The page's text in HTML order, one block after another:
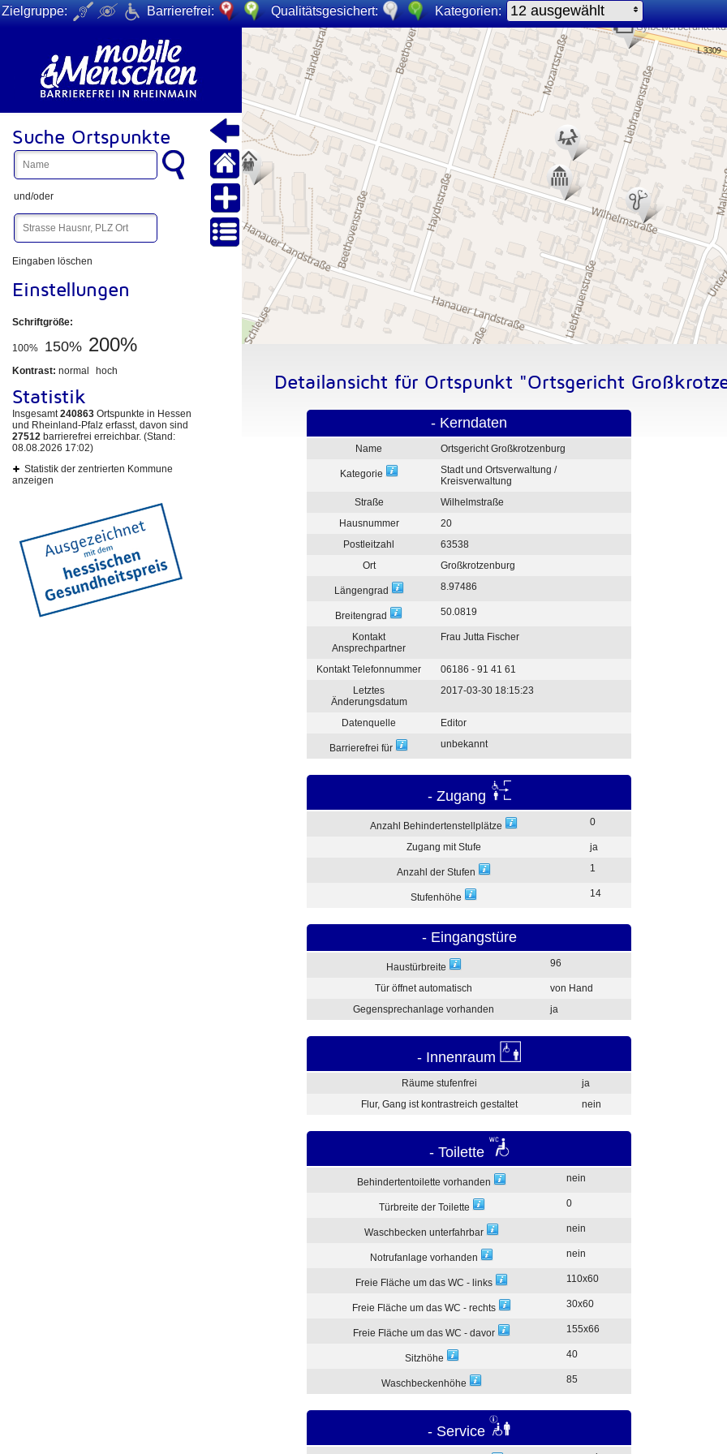
Zielgruppe: Barrierefrei: Qualitätsgesichert: Kategorien: 12 ausgewählt
Suche Ortspunkte
und/oder
Eingaben löschen
Einstellungen
Schriftgröße:
100% 150% 200%
Kontrast: normal hoch
Statistik
Insgesamt240863 Ortspunkte in Hessen
und Rheinland-Pfalz erfasst, davon sind
27512 barrierefrei erreichbar. (Stand:
08.08.2026 17:02)
Statistik der zentrierten Kommune
anzeigen
Detailansicht für Ortspunkt "Ortsgericht
- Kerndaten
Name Ortsgericht Großkrotzenburg
Kategorie
Stadt und Ortsverwaltung /
Kreisverwaltung
Straße
Wilhelmstraße
Hausnummer
20
Postleitzahl
63538
Ort
Großkrotzenburg
Längengrad 8.97486
Breitengrad 50.0819
Kontakt
Ansprechpartner
Frau Jutta Fischer
Kontakt Telefonnummer
06186 - 91 41 61
Letztes
Änderungsdatum
2017-03-30 18:15:23
Datenquelle Editor
Barrierefrei für unbekannt
- Zugang
Anzahl Behindertenstellplätze 0
Zugang mit Stufe ja
Anzahl der Stufen 1
Stufenhöhe 14
- Eingangstüre
Haustürbreite 96
Tür öffnet automatisch
von Hand
Gegensprechanlage vorhanden
ja
- Innenraum
Räume stufenfrei
ja
Flur, Gang ist kontrastreich gestaltet
nein
- Toilette
Behindertentoilette vorhanden nein
Türbreite der Toilette 0
Waschbecken unterfahrbar nein
Notrufanlage vorhanden nein
Freie Fläche um das WC - links 110x60
Freie Fläche um das WC - rechts 30x60
Freie Fläche um das WC - davor 155x66
Sitzhöhe 40
Waschbeckenhöhe 85
- Service